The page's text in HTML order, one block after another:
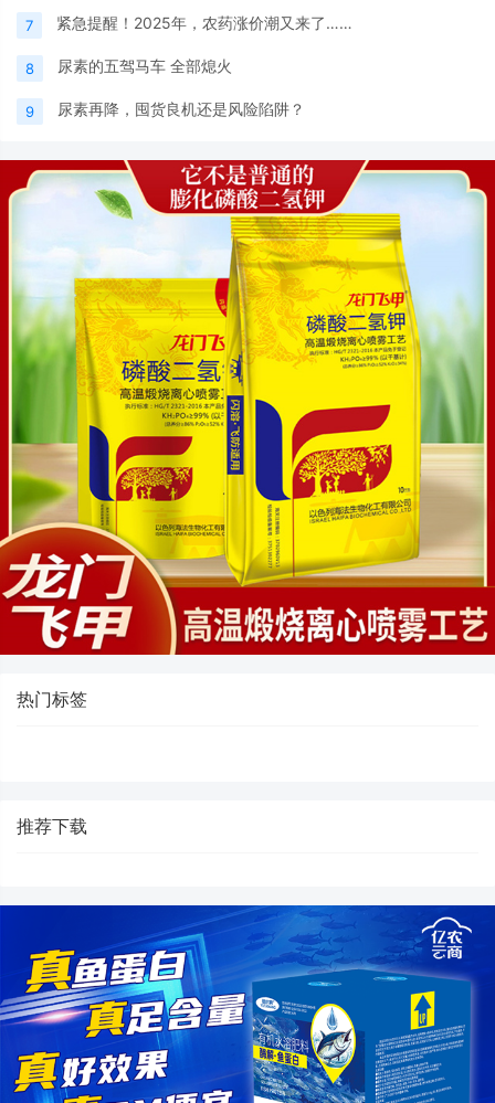
7 紧急提醒！2025年，农药涨价潮又来了……
8 尿素的五驾马车 全部熄火
9 尿素再降，囤货良机还是风险陷阱？
热门标签
推荐下载